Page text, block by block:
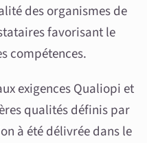
des organismes de
favorisant le
compétences.
exigences Qualiopi et
qualités définis par
à été délivrée dans le